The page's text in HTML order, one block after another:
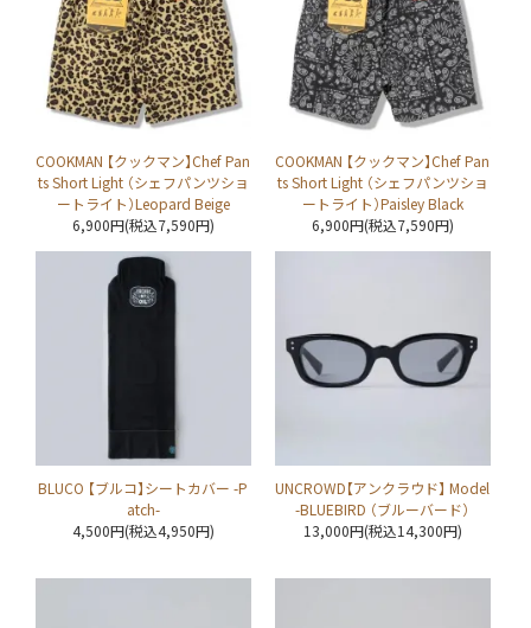
COOKMAN 【クックマン】Chef Pan
ts Short Light （シェフパンツショ
ートライト）Leopard Beige
6,900円(税込7,590円)
COOKMAN 【クックマン】Chef Pan
ts Short Light （シェフパンツショ
ートライト）Paisley Black
6,900円(税込7,590円)
BLUCO 【ブルコ】シートカバー -P
atch-
4,500円(税込4,950円)
UNCROWD【アンクラウド】 Model
-BLUEBIRD （ブルーバード）
13,000円(税込14,300円)